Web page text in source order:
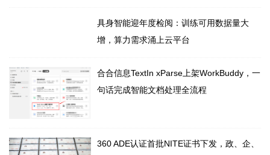
具身智能迎年度检阅：训练可用数据量大
增，算力需求涌上云平台
合合信息TextIn xParse上架WorkBuddy，一
句话完成智能文档处理全流程
360 ADE认证首批NITE证书下发，政、企、